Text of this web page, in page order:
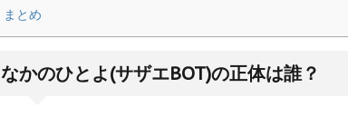
まとめ
なかのひとよ(サザエBOT)の正体は誰？